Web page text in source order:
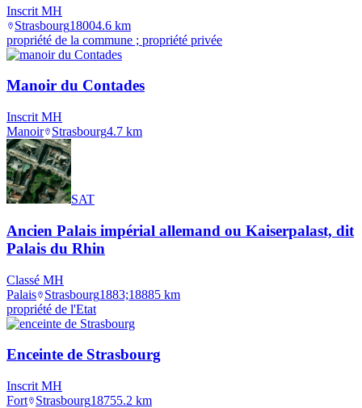
Inscrit MH
Strasbourg18004.6 km
propriété de la commune ; propriété privée
Manoir du Contades
Inscrit MH
Manoir
Strasbourg4.7 km
SAT
Ancien Palais impérial allemand ou Kaiserpalast, dit
Palais du Rhin
Classé MH
Palais
Strasbourg1883;18885 km
propriété de l'Etat
Enceinte de Strasbourg
Inscrit MH
Fort
Strasbourg18755.2 km